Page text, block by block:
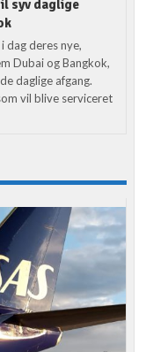
syv daglige
dag deres nye,
Dubai og Bangkok,
daglige afgang.
vil blive serviceret